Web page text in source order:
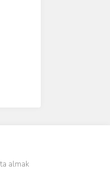
almak